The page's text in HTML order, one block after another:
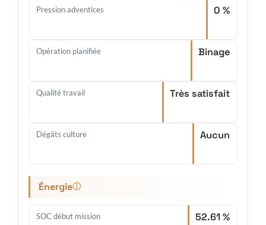
Pression adventices 0 %
Opération planifiée Binage
Qualité travail Très satisfait
Dégâts culture Aucun
Énergieⓘ
SOC début mission 52.61 %